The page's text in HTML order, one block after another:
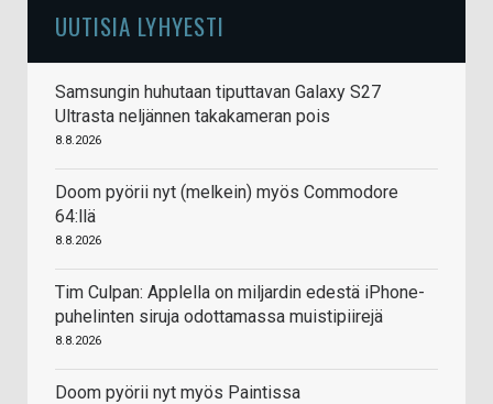
UUTISIA LYHYESTI
Samsungin huhutaan tiputtavan Galaxy S27
Ultrasta neljännen takakameran pois
8.8.2026
Doom pyörii nyt (melkein) myös Commodore
64:llä
8.8.2026
Tim Culpan: Applella on miljardin edestä iPhone-
puhelinten siruja odottamassa muistipiirejä
8.8.2026
Doom pyörii nyt myös Paintissa